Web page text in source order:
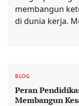
membangun
di dunia kerja.
BLOG
Peran
Membangun